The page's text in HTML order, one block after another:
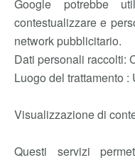
Google potrebbe
contestualizzare e
network pubblicitario.
Dati personali raccolti:
Luogo del trattamento
Visualizzazione di
Questi servizi